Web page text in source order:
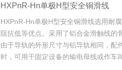
HXPnR-Hn单极H型安全铜滑线
HXPnR-Hn单极H型安全铜滑线选用耐
阻抗低等优点。采用了铝合金滑触线的
由于导轨的外形尺寸与铝导轨相同，配
时，可用于固定设备的输电母线或作车